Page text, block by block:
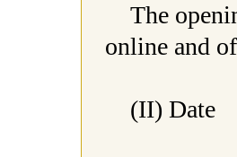
The
online and
(II) Date